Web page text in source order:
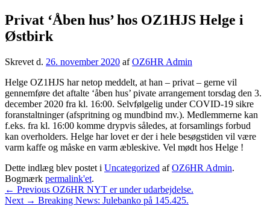
Privat ‘Åben hus’ hos OZ1HJS Helge i
Østbirk
Skrevet d. 26. november 2020 afOZ6HR Admin
Helge OZ1HJS har netop meddelt, at han – privat – gerne vil
gennemføre det aftalte ‘åben hus’ pivate arrangement torsdag den 3.
december 2020 fra kl. 16:00. Selvfølgelig under COVID-19 sikre
foranstaltninger (afspritning og mundbind mv.). Medlemmerne kan
f.eks. fra kl. 16:00 komme drypvis således, at forsamlings forbud
kan overholders. Helge har lovet er der i hele besøgstiden vil være
varm kaffe og måske en varm æbleskive. Vel mødt hos Helge !
Dette indlæg blev postet i Uncategorized afOZ6HR Admin.
Bogmærk permalink'et.
Indlægsnavigation
← Previous Previous
post:
OZ6HR NYT er under udarbejdelse.
Next → Next
Breaking News: Julebanko på 145.425.